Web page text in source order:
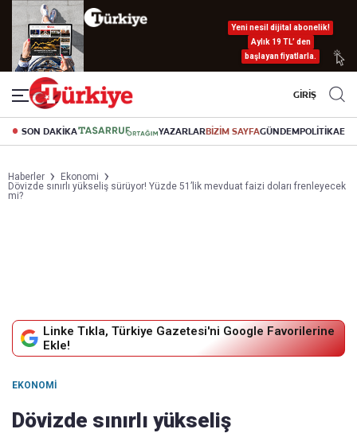
Yeni nesil dijital abonelik!
Aylık 19 TL’ den
başlayan fiyatlarla.
GİRİŞ
SON DAKİKA YAZARLARBİZİM SAYFAGÜNDEMPOLİTİKA
Haberler
Ekonomi
Dövizde sınırlı yükseliş sürüyor! Yüzde 51’lik mevduat faizi doları frenleyecek
mi?
Linke Tıkla, Türkiye Gazetesi'ni Google Favorilerine
Ekle!
EKONOMI
Dövizde sınırlı yükseliş